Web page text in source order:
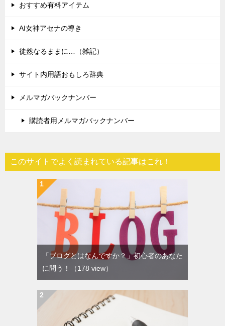
おすすめ有料アイテム
AI女神アセナの導き
徒然なるままに…（雑記）
サイト内用語おもしろ辞典
メルマガバックナンバー
購読者用メルマガバックナンバー
このサイトでよく読まれている記事はこれ！
「ブログとはなんですか？」初心者のあなた
に問う！
（178 view）